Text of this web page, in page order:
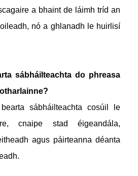
a bhaint de láimh tríd an
nó a ghlanadh le huirlisí
sábháilteachta do phreasa
sábháilteachta cosúil le
cnaipe stad éigeandála,
agus páirteanna déanta